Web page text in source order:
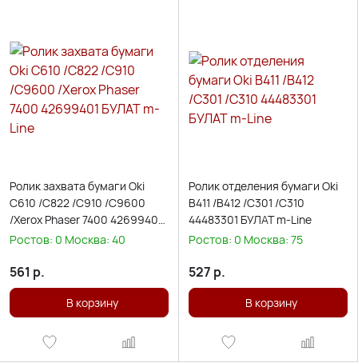
Ролик захвата бумаги Oki
С610 /C822 /C910 /C9600
/Xerox Phaser 7400 42699401
БУЛАТ m-Line
Ростов: 0 Москва: 40
561 р.
В корзину
Ролик отделения бумаги Oki
B411 /B412 /C301 /C310
44483301 БУЛАТ m-Line
Ростов: 0 Москва: 75
527 р.
В корзину